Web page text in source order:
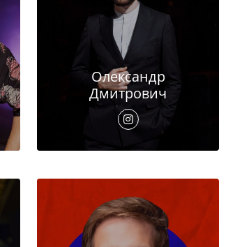
Олександр
Дмитрович